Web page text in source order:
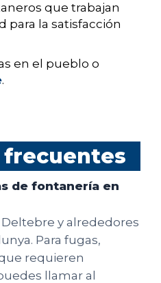
que trabajan
para la satisfacción
en el pueblo o
.
de fontanería en
Deltebre y alrededores
Para fugas,
requieren
llamar al